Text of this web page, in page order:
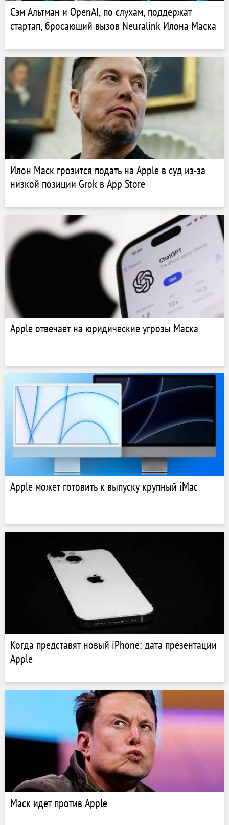
Сэм Альтман и OpenAI, по слухам, поддержат
стартап, бросающий вызов Neuralink Илона Маска
Илон Маск грозится подать на Apple в суд из-за
низкой позиции Grok в App Store
Apple отвечает на юридические угрозы Маска
Apple может готовить к выпуску крупный iMac
Когда представят новый iPhone: дата презентации
Apple
Маск идет против Apple